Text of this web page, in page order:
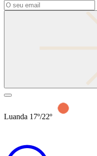
Luanda 17º/22º